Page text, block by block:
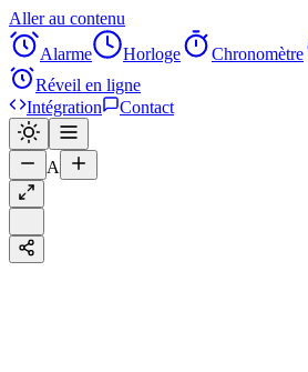
Aller au contenu
Alarme
Horloge Chronomètre
Réveil en ligne
Intégration
Contact
A